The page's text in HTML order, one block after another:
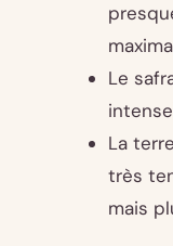
Le
La
très
mais